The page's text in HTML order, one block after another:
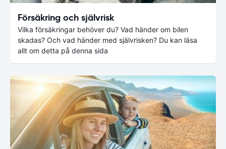
Försäkring och självrisk
Vilka försäkringar behöver du? Vad händer om bilen
skadas? Och vad händer med självrisken? Du kan läsa
allt om detta på denna sida